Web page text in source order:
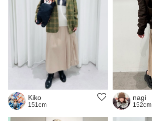
Kiko
151cm
nagi
152cm